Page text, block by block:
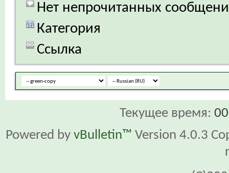
Нет непрочитанных
Категория
Ссылка
Текущее время:
Powered by vBulletin™ Version 4.0.3